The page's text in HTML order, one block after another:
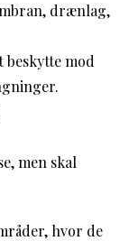
drænlag,
mod
men skal
hvor de